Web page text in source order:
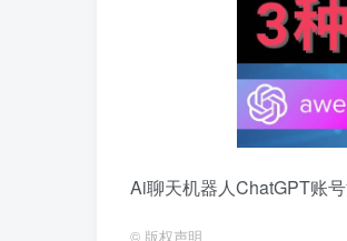
Ai聊天机器人ChatGPT账
© 版权声明